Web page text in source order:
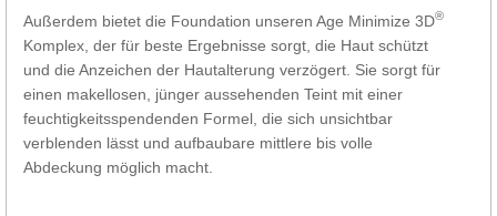
Außerdem bietet die Foundation unseren Age Minimize 3D®
Komplex, der für beste Ergebnisse sorgt, die Haut schützt
und die Anzeichen der Hautalterung verzögert. Sie sorgt für
einen makellosen, jünger aussehenden Teint mit einer
feuchtigkeitsspendenden Formel, die sich unsichtbar
verblenden lässt und aufbaubare mittlere bis volle
Abdeckung möglich macht.